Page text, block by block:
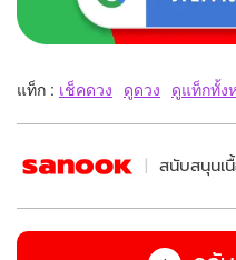
แท็ก : เช็คดวง ดูดวง ดูแท็กทั้ง
สนับสนุนเ